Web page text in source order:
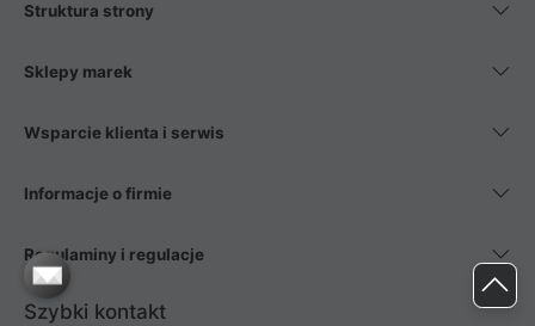
Struktura strony
Sklepy marek
Wsparcie klienta i serwis
Informacje o firmie
Regulaminy i regulacje
Szybki kontakt